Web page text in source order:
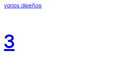
varios diseños
3